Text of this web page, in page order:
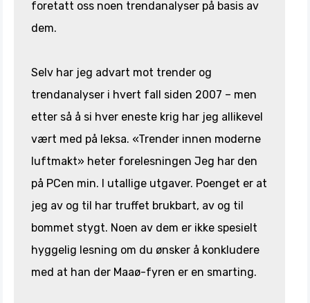
foretatt oss noen trendanalyser på basis av
dem.
Selv har jeg advart mot trender og
trendanalyser i hvert fall siden 2007 – men
etter så å si hver eneste krig har jeg allikevel
vært med på leksa. «Trender innen moderne
luftmakt» heter forelesningen Jeg har den
på PCen min. I utallige utgaver. Poenget er at
jeg av og til har truffet brukbart, av og til
bommet stygt. Noen av dem er ikke spesielt
hyggelig lesning om du ønsker å konkludere
med at han der Maaø-fyren er en smarting.